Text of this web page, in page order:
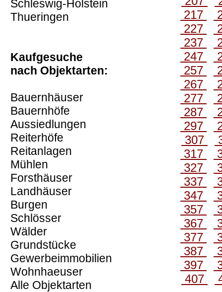
Schleswig-Holstein
Thueringen
Kaufgesuche
nach Objektarten:
Bauernhäuser
Bauernhöfe
Aussiedlungen
Reiterhöfe
Reitanlagen
Mühlen
Forsthäuser
Landhäuser
Burgen
Schlösser
Wälder
Grundstücke
Gewerbeimmobilien
Wohnhaeuser
Alle Objektarten
217
227
237
247
257
267
277
287
297
307
317
327
337
347
357
367
377
387
397
407